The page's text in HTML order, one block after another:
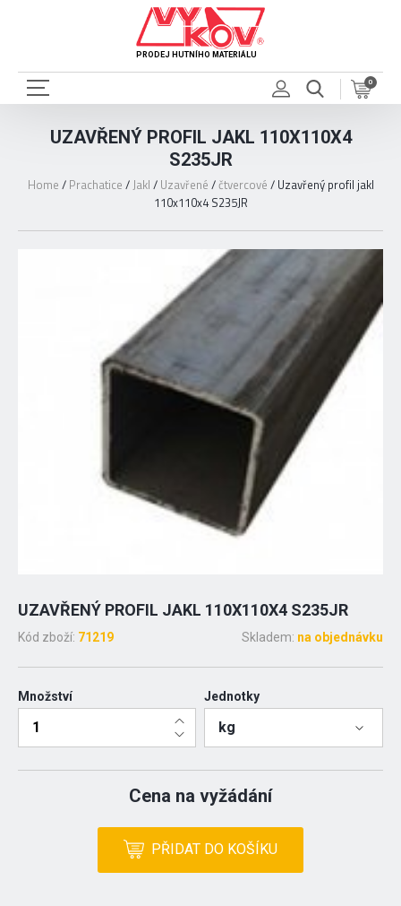
PRODEJ HUTNÍHO MATERIÁLU
0
UZAVŘENÝ PROFIL JAKL 110X110X4
S235JR
Home / Prachatice /Jakl / Uzavřené /čtvercové / Uzavřený profil jakl
110x110x4 S235JR
UZAVŘENÝ PROFIL JAKL 110X110X4 S235JR
Kód zboží: 71219 Skladem: na objednávku
Množství Jednotky
kg
Cena na vyžádání
PŘIDAT DO KOŠÍKU